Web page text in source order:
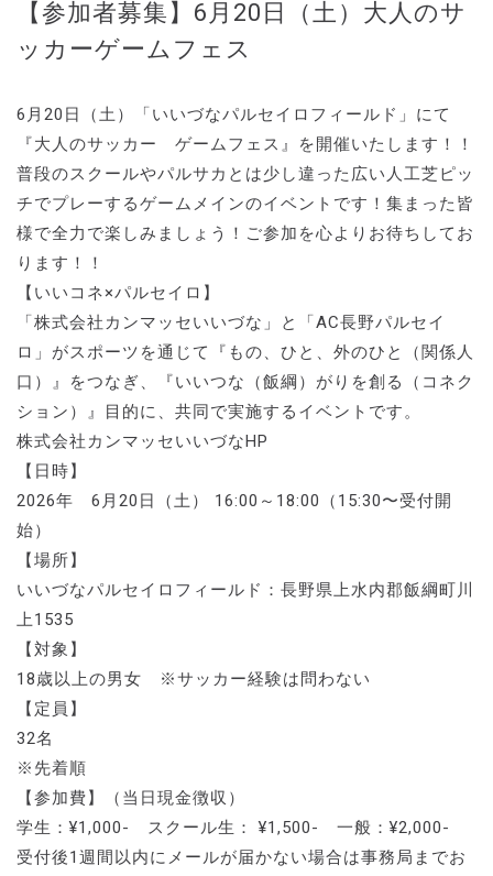
【参加者募集】6月20日（土）大人のサ
ッカーゲームフェス
6月20日（土）「いいづなパルセイロフィールド」にて
『大人のサッカー ゲームフェス』を開催いたします！！
普段のスクールやパルサカとは少し違った広い人工芝ピッ
チでプレーするゲームメインのイベントです！集まった皆
様で全力で楽しみましょう！ご参加を心よりお待ちしてお
ります！！
【いいコネ×パルセイロ】
「株式会社カンマッセいいづな」と「AC長野パルセイ
ロ」がスポーツを通じて『もの、ひと、外のひと（関係人
口）』をつなぎ、『いいつな（飯綱）がりを創る（コネク
ション）』目的に、共同で実施するイベントです。
株式会社カンマッセいいづなHP
【日時】
2026年 6月20日（土） 16:00～18:00（15:30〜受付開
始）
【場所】
いいづなパルセイロフィールド：長野県上水内郡飯綱町川
上1535
【対象】
18歳以上の男女 ※サッカー経験は問わない
【定員】
32名
※先着順
【参加費】（当日現金徴収）
学生：¥1,000- スクール生： ¥1,500- 一般：¥2,000-
受付後1週間以内にメールが届かない場合は事務局までお